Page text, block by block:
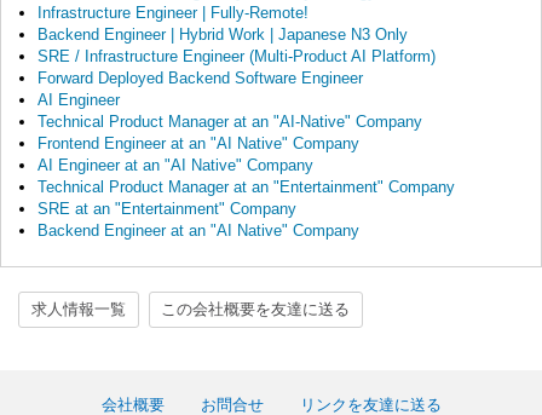
Infrastructure Engineer | Fully-Remote!
Backend Engineer | Hybrid Work | Japanese N3 Only
SRE / Infrastructure Engineer (Multi-Product AI Platform)
Forward Deployed Backend Software Engineer
AI Engineer
Technical Product Manager at an "AI-Native" Company
Frontend Engineer at an "AI Native" Company
AI Engineer at an "AI Native" Company
Technical Product Manager at an "Entertainment" Company
SRE at an "Entertainment" Company
Backend Engineer at an "AI Native" Company
求人情報一覧 この会社概要を友達に送る
会社概要 お問合せ
リンクを友達に送る